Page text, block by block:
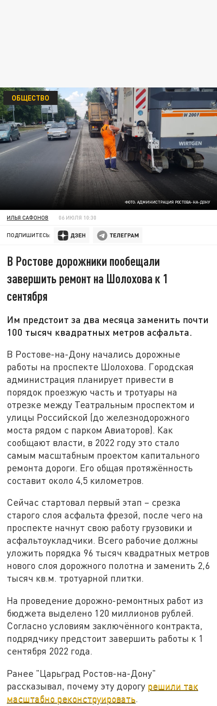
ФОТО: АДМИНИСТРАЦИЯ РОСТОВА-НА-ДОНУ
ОБЩЕСТВО
ИЛЬЯ САФОНОВ 06 ИЮЛЯ 10:30
ПОДПИШИТЕСЬ:
В Ростове дорожники пообещали
завершить ремонт на Шолохова к 1
сентября
Им предстоит за два месяца заменить почти
100 тысяч квадратных метров асфальта.
В Ростове-на-Дону начались дорожные
работы на проспекте Шолохова. Городская
администрация планирует привести в
порядок проезжую часть и тротуары на
отрезке между Театральным проспектом и
улицы Российской (до железнодорожного
моста рядом с парком Авиаторов). Как
сообщают власти, в 2022 году это стало
самым масштабным проектом капитального
ремонта дороги. Его общая протяжённость
составит около 4,5 километров.
Сейчас стартовал первый этап – срезка
старого слоя асфальта фрезой, после чего на
проспекте начнут свою работу грузовики и
асфальтоукладчики. Всего рабочие должны
уложить порядка 96 тысяч квадратных метров
нового слоя дорожного полотна и заменить 2,6
тысяч кв.м. тротуарной плитки.
На проведение дорожно-ремонтных работ из
бюджета выделено 120 миллионов рублей.
Согласно условиям заключённого контракта,
подрядчику предстоит завершить работы к 1
сентября 2022 года.
Ранее "Царьград Ростов-на-Дону"
рассказывал, почему эту дорогу решили так
масштабно реконструировать.